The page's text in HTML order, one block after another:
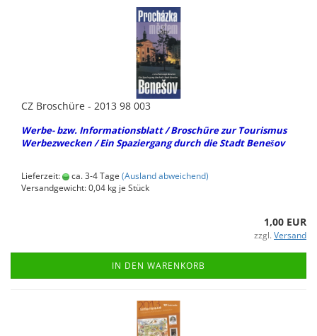
CZ Bro­schü­re - 2013 98 003
Werbe-​ bzw. In­for­ma­ti­ons­blatt / Bro­schü­re zur Tou­ris­mus
Wer­be­zwe­cken / Ein Spa­zier­gang durch die Stadt Benešov
Lieferzeit: ca. 3-4 Tage (Ausland abweichend)
Versandgewicht:0,04 kg je Stück
1,00 EUR
zzgl. Versand
IN DEN WARENKORB